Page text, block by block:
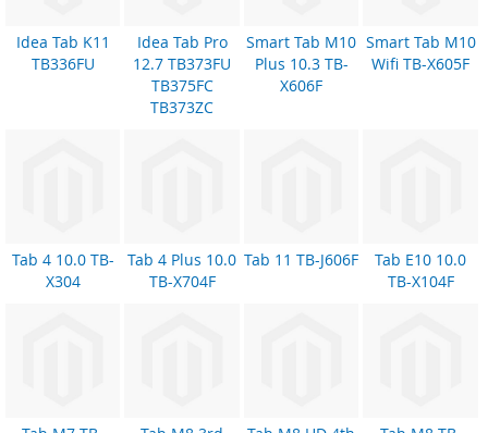
Idea Tab K11
TB336FU
Idea Tab Pro
12.7 TB373FU
TB375FC
TB373ZC
Smart Tab M10
Plus 10.3 TB-
X606F
Smart Tab M10
Wifi TB-X605F
Tab 4 10.0 TB-
X304
Tab 4 Plus 10.0
TB-X704F
Tab 11 TB-J606F
Tab E10 10.0
TB-X104F